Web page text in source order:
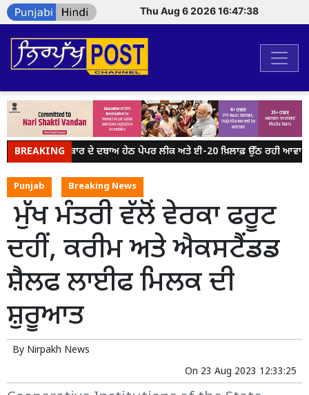
Thu Aug 6 2026 16:47:38
BREAKING
ਮੋਦੀ ਸਰਕਾਰ ਦੇ ਦਬਾਅ ਹੇਠ ਪੇਪਰ ਲੀਕ ਅਤੇ ਈ-20 ਖ਼ਿਲਾਫ਼ ਉੱਠ ਰਹੀ ਆਵਾਜ਼ ਨੂੰ
Punjab Breaking News
ਮੁੱਖ ਮੰਤਰੀ ਵੱਲੋਂ ਵੇਰਕਾ ਫਰੂਟ
ਦਹੀਂ, ਕਰੀਮ ਅਤੇ ਐਕਸਟੈਂਡਡ
ਸ਼ੈਲਫ ਲਾਈਫ ਮਿਲਕ ਦੀ
ਸ਼ੁਰੂਆਤ
By Nirpakh News
On 23 Aug 2023 12:33:25